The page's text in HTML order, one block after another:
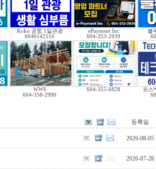
Koko 공항.1일관광
6046142516
ePayment Inc
604-353-2939
블
WWS
604-358-2990
604-355-6828
포스
등록일
2026-08-05
2026-07-28